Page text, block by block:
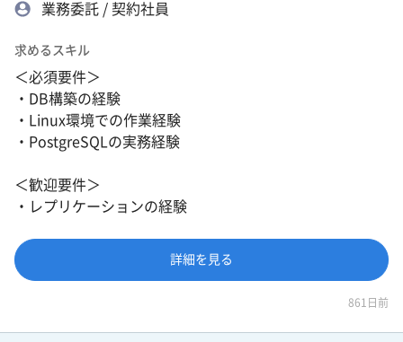
業務委託 / 契約社員
求めるスキル
＜必須要件＞
・DB構築の経験
・Linux環境での作業経験
・PostgreSQLの実務経験
＜歓迎要件＞
・レプリケーションの経験
詳細を見る
861日前